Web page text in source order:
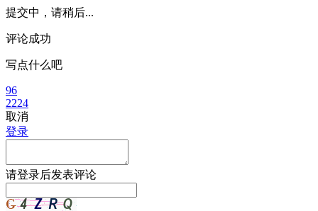
提交中，请稍后...
评论成功
写点什么吧
96
2224
取消
登录
请登录后发表评论